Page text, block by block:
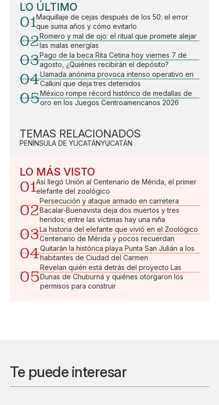
LO ÚLTIMO
01Maquillaje de cejas después de los 50: el error
que suma años y cómo evitarlo
02Romero y mal de ojo: el ritual que promete alejar
las malas energías
03Pago de la beca Rita Cetina hoy viernes 7 de
agosto, ¿Quiénes recibirán el depósito?
04Llamada anónima provoca intenso operativo en
Calkiní que deja tres detenidos
05México rompe récord histórico de medallas de
oro en los Juegos Centroamericanos 2026
TEMAS RELACIONADOS
PENÍNSULA DE YUCATÁNYUCATÁN
LO MÁS VISTO
01Así llegó Unión al Centenario de Mérida, el primer
elefante del zoológico
02
Persecución y ataque armado en carretera
Bacalar-Buenavista deja dos muertos y tres
heridos; entre las víctimas hay una niña
03La historia del elefante que vivió en el Zoológico
Centenario de Mérida y pocos recuerdan
04Quitarán la histórica playa Punta San Julián a los
habitantes de Ciudad del Carmen
05
Revelan quién está detrás del proyecto Las
Dunas de Chuburná y quiénes otorgaron los
permisos para construir
Te puede interesar